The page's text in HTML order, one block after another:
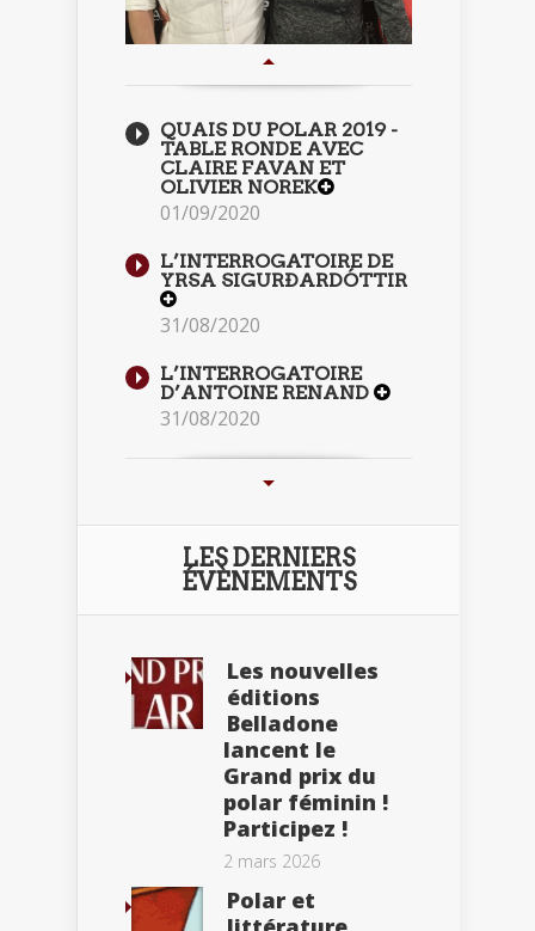
QUAIS DU POLAR 2019 -
TABLE RONDE AVEC
CLAIRE FAVAN ET
OLIVIER NOREK
01/09/2020
L’INTERROGATOIRE DE
YRSA SIGURÐARDÓTTIR
31/08/2020
L’INTERROGATOIRE
D’ANTOINE RENAND
31/08/2020
LES DERNIERS
ÉVÈNEMENTS
Les nouvelles
éditions
Belladone
lancent le
Grand prix du
polar féminin !
Participez !
2 mars 2026
Polar et